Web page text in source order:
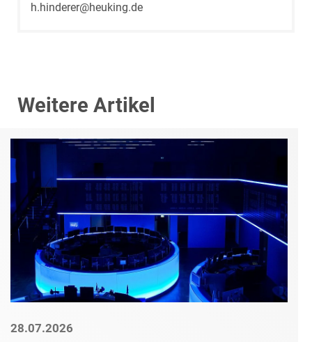
h.hinderer@heuking.de
Weitere Artikel
28.07.2026